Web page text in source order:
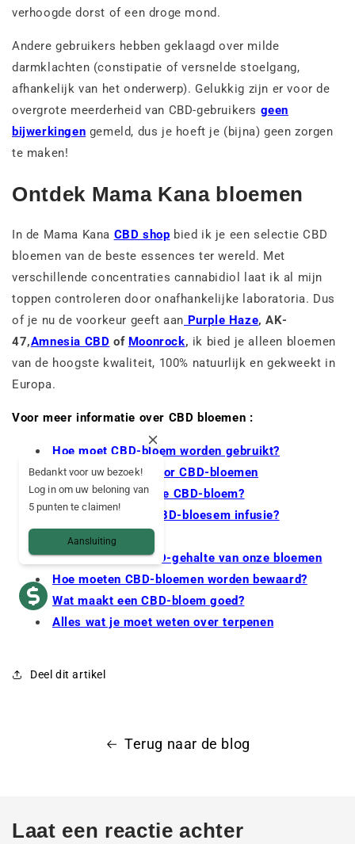
verhoogde dorst of een droge mond.
Andere gebruikers hebben geklaagd over milde
darmklachten (constipatie of versnelde stoelgang,
afhankelijk van het onderwerp). Gelukkig zijn er voor de
overgrote meerderheid van CBD-gebruikers geen
bijwerkingen gemeld, dus je hoeft je (bijna) geen zorgen
te maken!
Ontdek Mama Kana bloemen
In de Mama Kana CBD shop bied ik je een selectie CBD
bloemen van de beste essences ter wereld. Met
verschillende concentraties cannabidiol laat ik al mijn
toppen controleren door onafhankelijke laboratoria. Dus
of je nu de voorkeur geeft aan Purple Haze, AK-
47,Amnesia CBD of Moonrock, ik bied je alleen bloemen
van de hoogste kwaliteit, 100% natuurlijk en gekweekt in
Europa.
Voor meer informatie over CBD bloemen :
Hoe moet CBD-bloem worden gebruikt?
Kweekmethoden voor CBD-bloemen
Hoe kies ik de beste CBD-bloem?
Hoe maak ik een CBD-bloesem infusie?
Sativa vs. Indica
Het natuurlijke CBD-gehalte van onze bloemen
Hoe moeten CBD-bloemen worden bewaard?
Wat maakt een CBD-bloem goed?
Alles wat je moet weten over terpenen
Deel dit artikel
Terug naar de blog
Laat een reactie achter
Bedankt voor uw bezoek!
Log in om uw beloning van
5 punten te claimen!
Aansluiting